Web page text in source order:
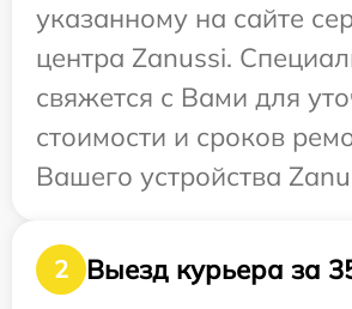
указанному на сайте
центра Zanussi.
свяжется с Вами для
стоимости и сроков
Вашего устройства
2 Выезд курьера за